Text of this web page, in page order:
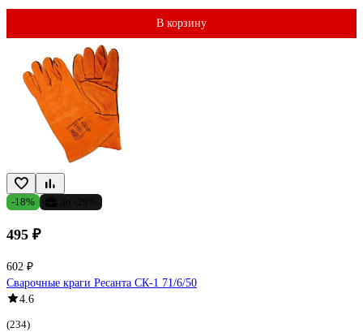
В корзину
-18%
495 ₽
602 ₽
Сварочные краги Ресанта СК-1 71/6/50
4.6
(234)